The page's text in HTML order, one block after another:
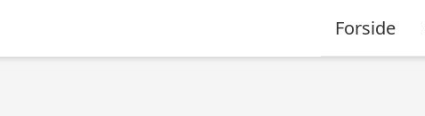
Forside